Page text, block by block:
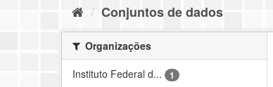
Conjuntos de dados
Organizações
Instituto Federal d...
1